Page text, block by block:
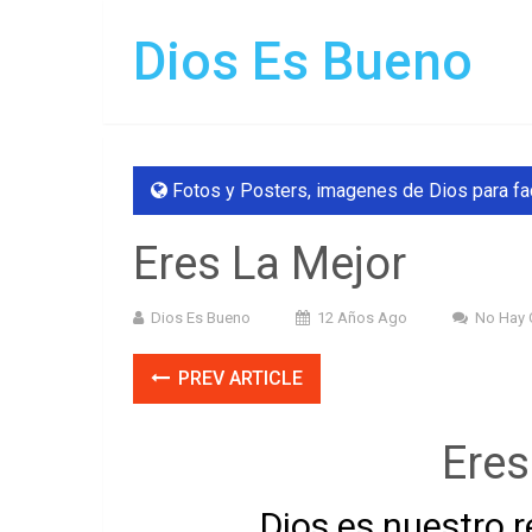
Dios Es Bueno
Fotos y Posters, imagenes de Dios para
Eres La Mejor
Dios Es Bueno 12 Años Ago No Hay
PREV ARTICLE